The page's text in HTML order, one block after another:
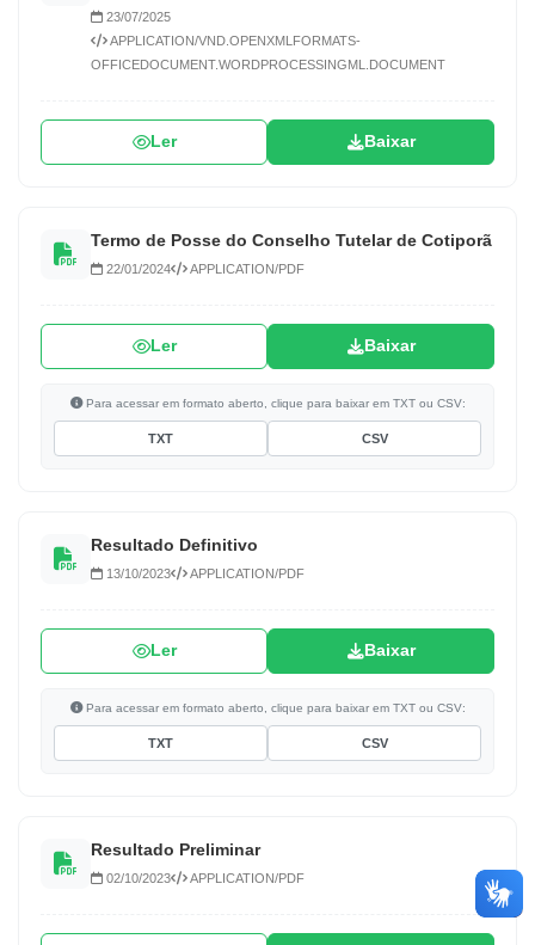
23/07/2025
APPLICATION/VND.OPENXMLFORMATS-
OFFICEDOCUMENT.WORDPROCESSINGML.DOCUMENT
Ler Baixar
Termo de Posse do Conselho Tutelar de Cotiporã
22/01/2024 APPLICATION/PDF
Ler Baixar
Para acessar em formato aberto, clique para baixar em TXT ou CSV:
TXT CSV
Resultado Definitivo
13/10/2023 APPLICATION/PDF
Ler Baixar
Para acessar em formato aberto, clique para baixar em TXT ou CSV:
TXT CSV
Resultado Preliminar
02/10/2023 APPLICATION/PDF